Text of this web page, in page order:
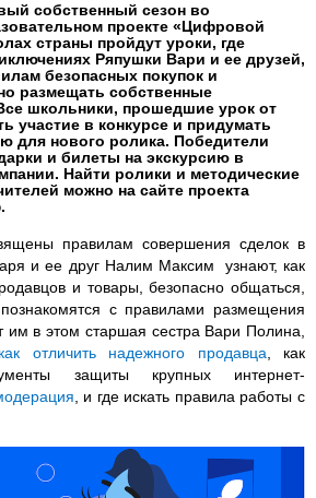
собственный сезон во
проекте «Цифровой
страны пройдут уроки, где
Ряпушки Вари и ее друзей,
безопасных покупок и
размещать собственные
школьники, прошедшие урок от
участие в конкурсе и придумать
для нового ролика. Победители
и билеты на экскурсию в
Найти ролики и методические
можно на сайте проекта
правилам совершения сделок в
и ее друг Налим Максим узнают, как
и товары, безопасно общаться,
с правилами размещения
им в этом старшая сестра Вари Полина,
как отличить надежного продавца , как
защиты крупных интернет-
, и где искать правила работы с